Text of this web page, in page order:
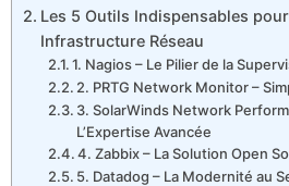
Les 5 Outils Indispensables
Infrastructure Réseau
1. Nagios – Le Pilier de la
2. PRTG Network Monitor –
3. SolarWinds Network
L’Expertise Avancée
4. Zabbix – La Solution Open
5. Datadog – La Modernité au